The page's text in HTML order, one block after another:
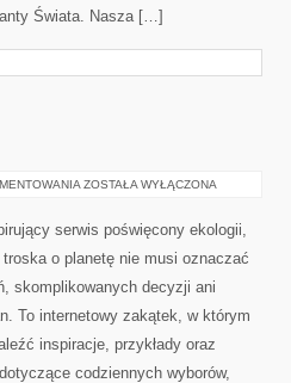
Świata. Nasza […]
ŚWIADOME
ZOSTAŁA WYŁĄCZONA
serwis poświęcony ekologii,
o planetę nie musi oznaczać
skomplikowanych decyzji ani
To internetowy zakątek, w którym
inspiracje, przykłady oraz
codziennych wyborów,